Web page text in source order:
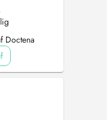
Doctena